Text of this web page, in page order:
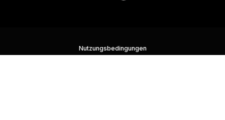
Nutzungsbedingungen